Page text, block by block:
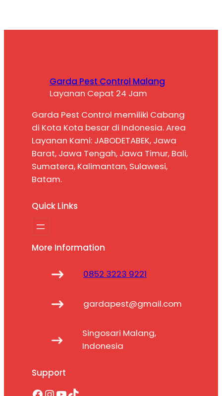
Garda Pest Control Malang
Layanan Cepat 24 Jam
Garda Pest Control memiliki Cabang
di Kota Kota besar di Indonesia. Area
Layanan Kami: JABODETABEK, Jawa
Barat, Jawa Tengah, Jawa Timur, Bali,
Sumatera, Kalimantan, Sulawesi,
Batam.
Quick Links
More Information
0852 3223 9221
gardapest@gmail.com
Singosari Malang,
Indonesia
Support